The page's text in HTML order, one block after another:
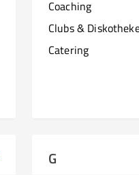
Coaching
Clubs &
Catering
G